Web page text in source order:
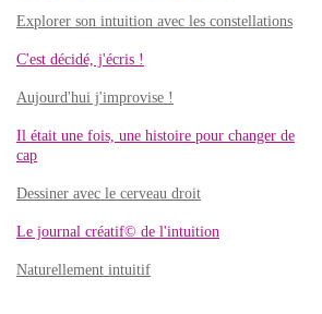
Explorer son intuition avec les constellations
C'est décidé, j'écris !
Aujourd'hui j'improvise !
Il était une fois, une histoire pour changer de
cap
Dessiner avec le cerveau droit
Le journal créatif© de l'intuition
Naturellement intuitif